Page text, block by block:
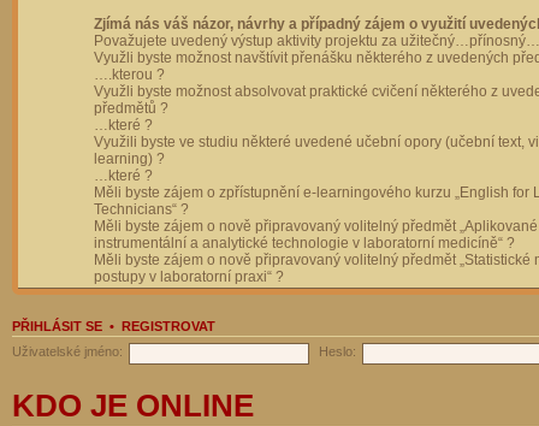
Zjímá nás váš názor, návrhy a případný zájem o využití
Považujete uvedený výstup aktivity projektu za
Využli byste možnost navštívit přenášku některého z uvedených
….kterou ?
Využli byste možnost absolvovat praktické cvičení některého z
předmětů ?
…které ?
Využili byste ve studiu některé uvedené učební opory (učební text,
learning) ?
…které ?
Měli byste zájem o zpřístupnění e-learningového kurzu „English for
Technicians“ ?
Měli byste zájem o nově připravovaný volitelný předmět „Aplikované
instrumentální a analytické technologie v laboratorní medicíně“ ?
Měli byste zájem o nově připravovaný volitelný předmět „Statistické
postupy v laboratorní praxi“ ?
PŘIHLÁSIT SE • REGISTROVAT
Uživatelské jméno:
Heslo:
KDO JE ONLINE